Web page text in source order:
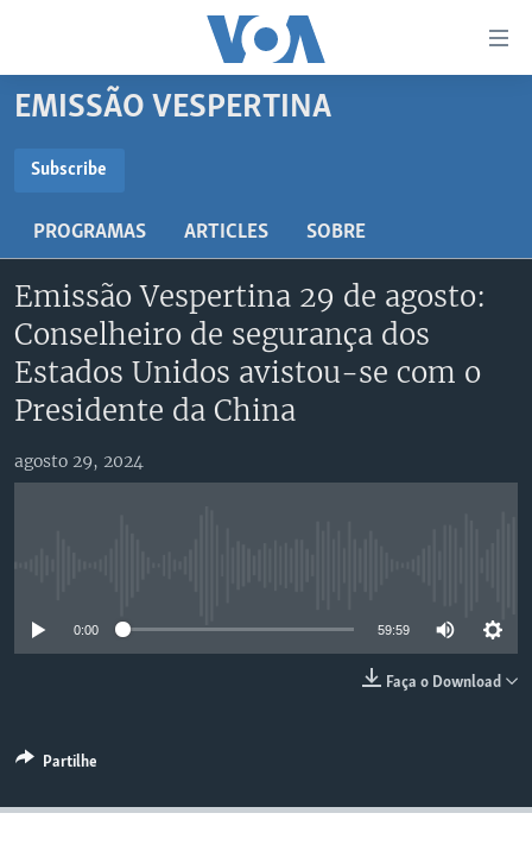
Acesso
para
Navegação
principal
para
Pesquisa
ANGOLA
GUINÉ-BISSAU
ÁFRICA E MUNDO
BRASIL
DOSSIERS ESPECIAIS
DESPORTO
AFRICA AGORA
VÍDEOS
VOA60 ÁFRICA
VOA 60 CLIMA
VOA60 MUNDO
PASSADEIRA VERMELHA
ÁUDIO
ENTRETENIMENTO
SIGA-NOS
EMISSÃO VESPERTINA
Subscribe
PROGRAMAS ARTICLES SOBRE
Emissão Vespertina 29 de agosto:
Conselheiro de segurança dos
Estados Unidos avistou-se com o
Presidente da China
agosto 29, 2024
0:00 59:59
Faça o Download
Partilhe